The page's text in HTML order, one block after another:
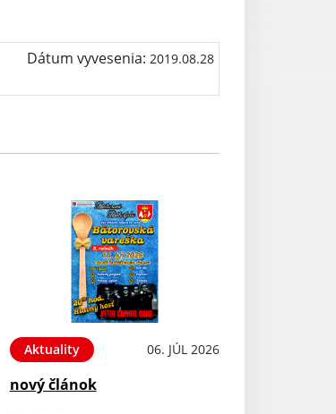
Dátum vyvesenia: 2019.08.28
Aktuality 06. JÚL 2026
nový článok